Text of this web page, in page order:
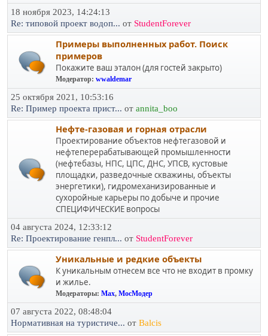
18 ноября 2023, 14:24:13
Re: типовой проект водоп... от StudentForever
Примеры выполненных работ. Поиск
примеров
Покажите ваш эталон (для гостей закрыто)
Модератор: wwaldemar
25 октября 2021, 10:53:16
Re: Пример проекта прист... от annita_boo
Нефте-газовая и горная отрасли
Проектирование объектов нефтегазовой и
нефтеперерабатывающей промышленности
(нефтебазы, НПС, ЦПС, ДНС, УПСВ, кустовые
площадки, разведочные скважины, объекты
энергетики), гидромеханизированные и
сухоройные карьеры по добыче и прочие
СПЕЦИФИЧЕСКИЕ вопросы
04 августа 2024, 12:33:12
Re: Проектирование генпл... от StudentForever
Уникальные и редкие объекты
К уникальным отнесем все что не входит в промку
и жилье.
Модераторы: Max, МосМодер
07 августа 2022, 08:48:04
Нормативная на туристиче... от Balcis